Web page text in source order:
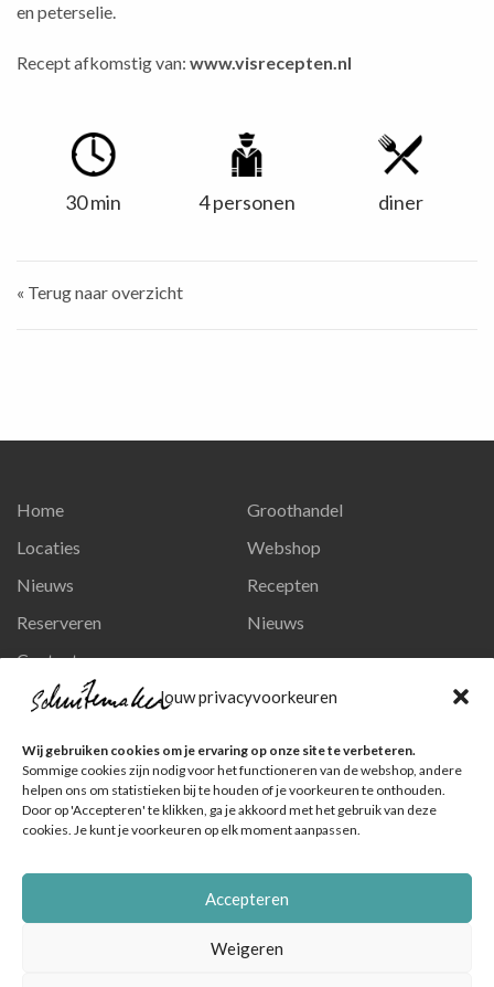
Jouw privacyvoorkeuren
Wij gebruiken cookies om je ervaring op onze site te verbeteren.
Sommige cookies zijn nodig voor het functioneren van de webshop, andere
helpen ons om statistieken bij te houden of je voorkeuren te onthouden.
Door op 'Accepteren' te klikken, ga je akkoord met het gebruik van deze
cookies. Je kunt je voorkeuren op elk moment aanpassen.
Accepteren
Weigeren
en peterselie.
Recept afkomstig van: www.visrecepten.nl
30 min 4 personen diner
« Terug naar overzicht
Home
Locaties
Nieuws
Reserveren
Contact
Privacy en persoonsgegevens
Groothandel
Webshop
Recepten
Nieuws
Ga naar onze pagina
Volg ons op Instagram
Ga naar onze pagina